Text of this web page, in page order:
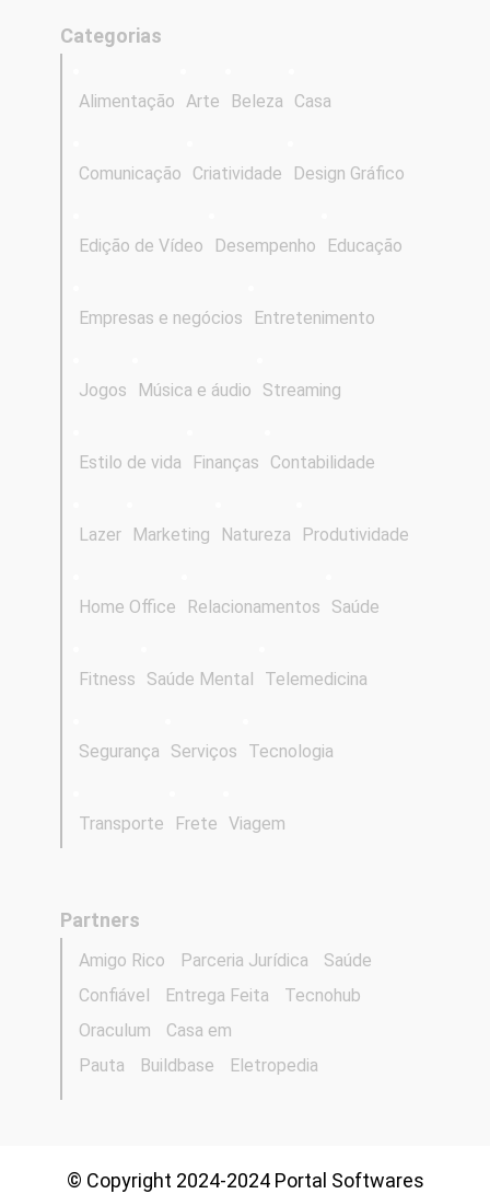
Categorias
Alimentação Arte Beleza Casa
Comunicação Criatividade Design Gráfico
Edição de Vídeo Desempenho Educação
Empresas e negócios Entretenimento
Jogos Música e áudio Streaming
Estilo de vida Finanças Contabilidade
Lazer Marketing Natureza Produtividade
Home Office Relacionamentos Saúde
Fitness Saúde Mental Telemedicina
Segurança Serviços Tecnologia
Transporte Frete Viagem
Partners
Amigo Rico Parceria Jurídica
Saúde
Confiável
Entrega Feita
Tecnohub
Oraculum
Casa em
Pauta
Buildbase Eletropedia
© Copyright 2024-2024 Portal Softwares